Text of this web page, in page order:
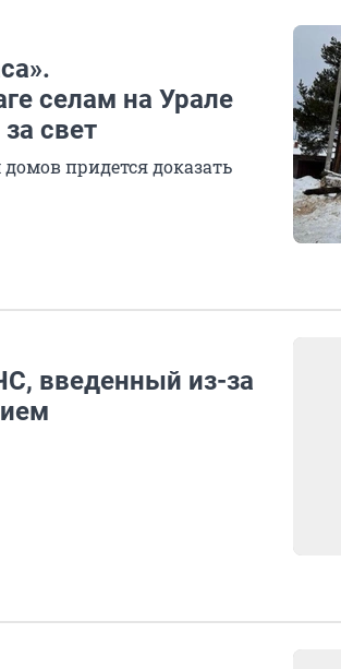
селам на Урале
свет
придется доказать
введенный из-за